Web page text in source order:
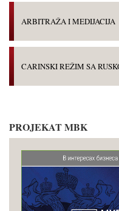
ARBITRAŽA I MEDIJACIJA
CARINSKI REŽIM SA
PROJEKAT MBK